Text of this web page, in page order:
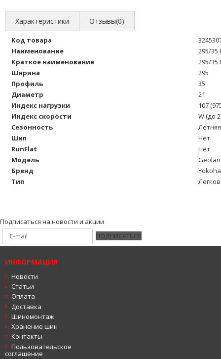
Характеристики Отзывы(0)
Код товара
Наименование
295/35
Краткое наименование
295/35
Ширина
295
Профиль
35
Диаметр
21
Индекс нагрузки
107
Индекс скорости
W (до
Сезонность
Летняя
Шип
Нет
RunFlat
Нет
Модель
Бренд
Тип
Подписаться на новости и акции
ПОДПИСАТЬСЯ
ИНФОРМАЦИЯ
Новости
Статьи
Оплата
Доставка
Шиномонтаж
Хранение шин
Контакты
Пользовательское
соглашение